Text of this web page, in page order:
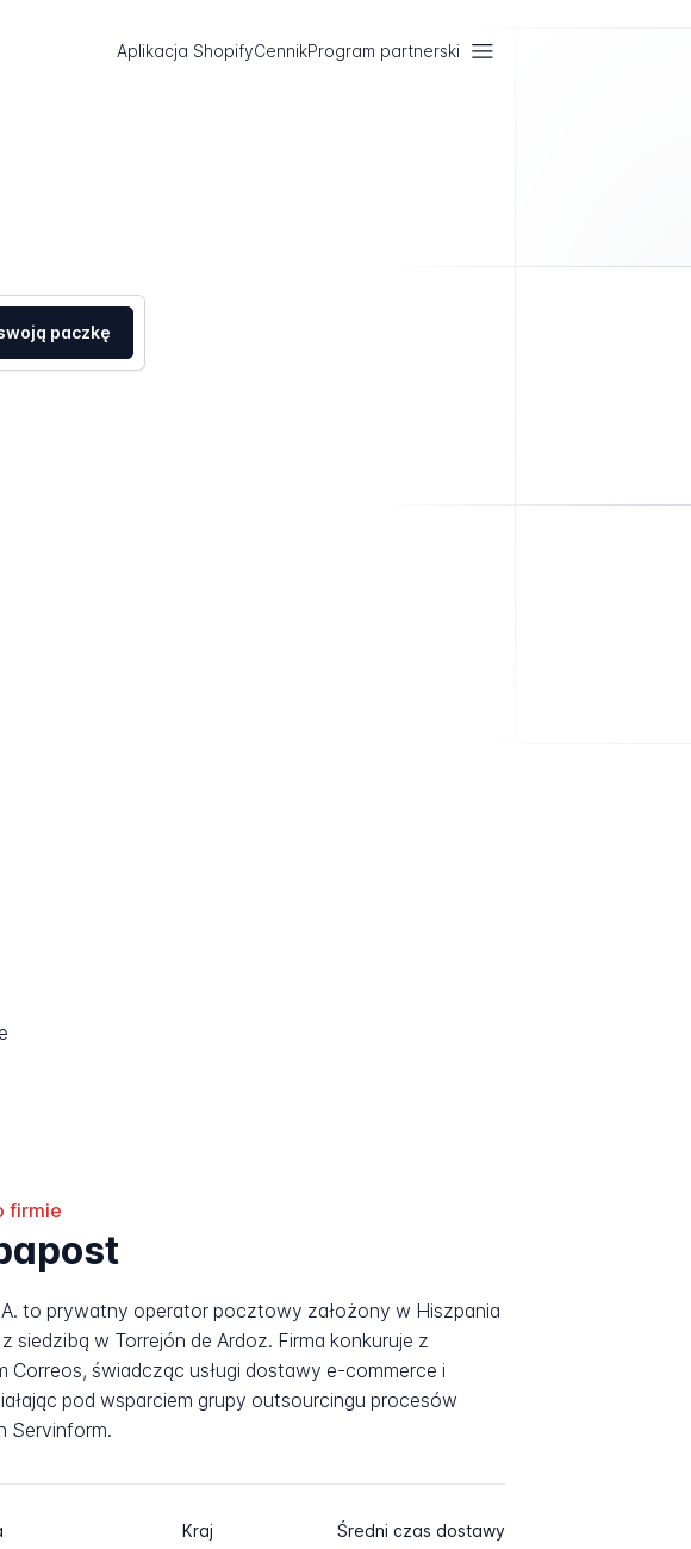
Aplikacja ShopifyCennikProgram partnerski
paczkę
firmie
to prywatny operator pocztowy założony w Hiszpania
siedzibą w Torrejón de Ardoz. Firma konkuruje z
Correos, świadcząc usługi dostawy e-commerce i
pod wsparciem grupy outsourcingu procesów
Servinform.
Kraj Średni czas dostawy